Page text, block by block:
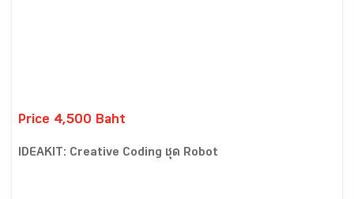
Price 4,500 Baht
IDEAKIT: Creative Coding ชุด Robot